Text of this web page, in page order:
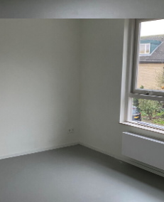
hebben allemaal een eigen
toegestaan, en roken in huis
Meander Medisch Centrum ligt op
supermarkt ligt ook op loopafstand.
met 10 minuten fietsen in het
Kortom: een heerlijke centrale